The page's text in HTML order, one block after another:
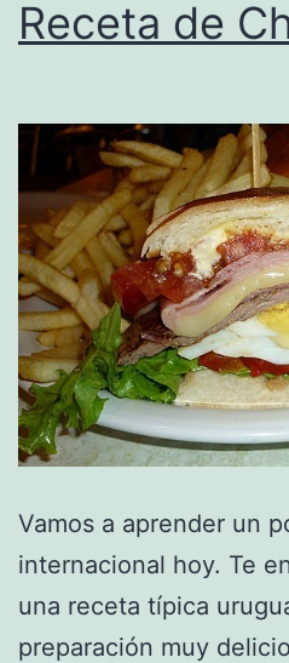
Receta de
Vamos a aprender un
internacional hoy. Te
una receta típica
preparación muy